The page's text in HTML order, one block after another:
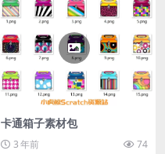
卡通箱子素材包
3 年前 74